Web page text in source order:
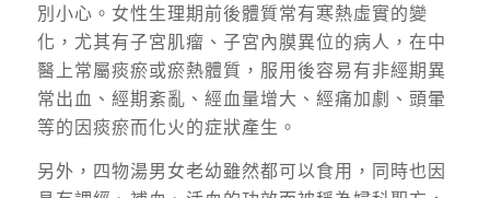
別小心。女性生理期前後體質常有寒熱虛實的變
化，尤其有子宮肌瘤、子宮內膜異位的病人，在中
醫上常屬痰瘀或瘀熱體質，服用後容易有非經期異
常出血、經期紊亂、經血量增大、經痛加劇、頭暈
等的因痰瘀而化火的症狀產生。
另外，四物湯男女老幼雖然都可以食用，同時也因